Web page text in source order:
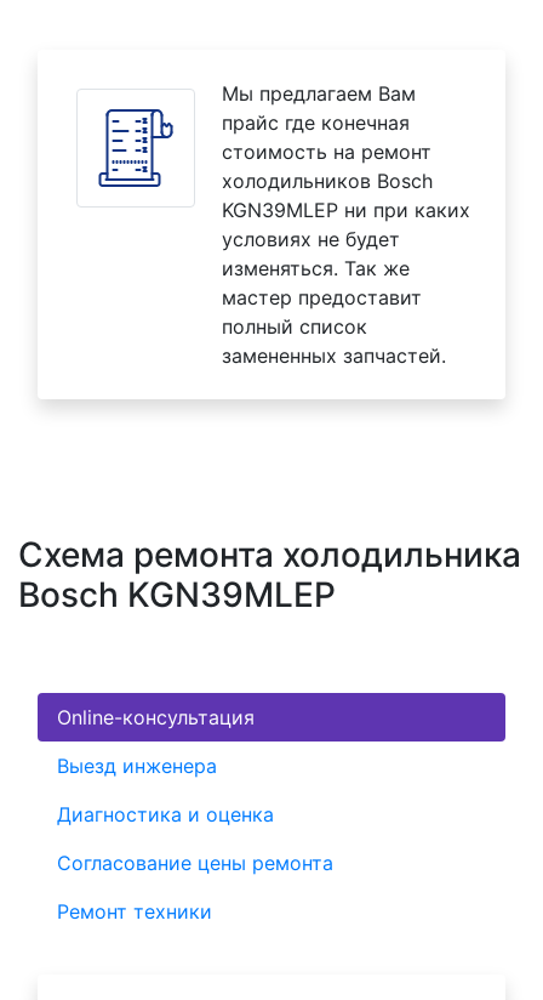
Мы предлагаем Вам
прайс где конечная
стоимость на ремонт
холодильников Bosch
KGN39MLEP ни при каких
условиях не будет
изменяться. Так же
мастер предоставит
полный список
замененных запчастей.
Схема ремонта холодильника
Bosch KGN39MLEP
Online-консультация
Выезд инженера
Диагностика и оценка
Согласование цены ремонта
Ремонт техники